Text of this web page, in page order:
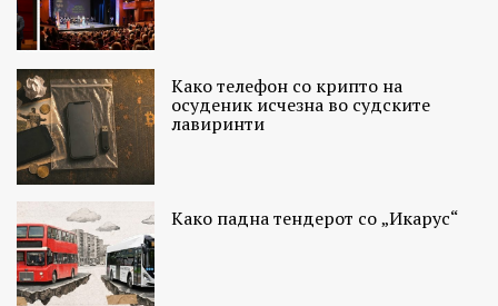
Како телефон со крипто на
осуденик исчезна во судските
лавиринти
Како падна тендерот со „Икарус“